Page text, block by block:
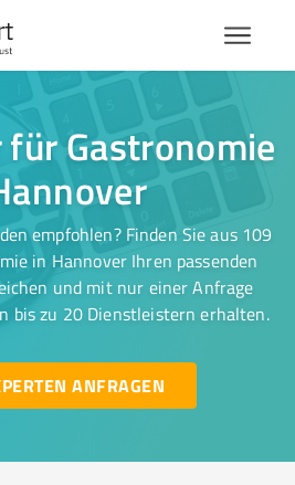
Gastronomie
empfohlen? Finden Sie aus 109
in Hannover Ihren passenden
und mit nur einer Anfrage
bis zu 20 Dienstleistern erhalten.
ANFRAGEN